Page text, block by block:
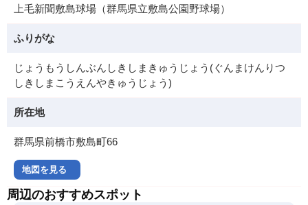
上毛新聞敷島球場（群馬県立敷島公園野球場）
ふりがな
じょうもうしんぶんしきしまきゅうじょう(ぐんまけんりつ
しきしまこうえんやきゅうじょう)
所在地
群馬県前橋市敷島町66
地図を見る
周辺のおすすめスポット